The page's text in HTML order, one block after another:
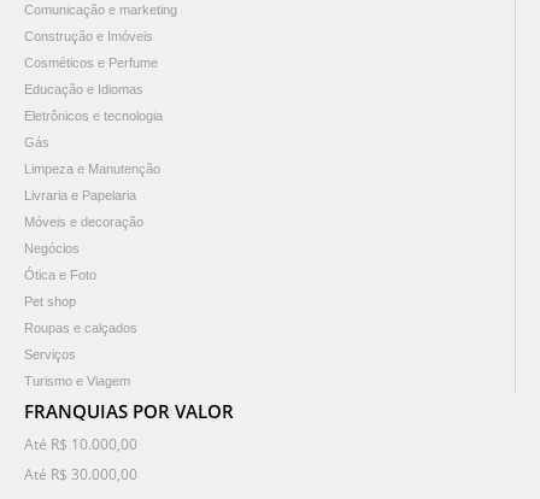
Comunicação e marketing
Construção e Imóveis
Cosméticos e Perfume
Educação e Idiomas
Eletrônicos e tecnologia
Gás
Limpeza e Manutenção
Livraria e Papelaria
Móveis e decoração
Negócios
Ótica e Foto
Pet shop
Roupas e calçados
Serviços
Turismo e Viagem
FRANQUIAS POR VALOR
Até R$ 10.000,00
Até R$ 30.000,00